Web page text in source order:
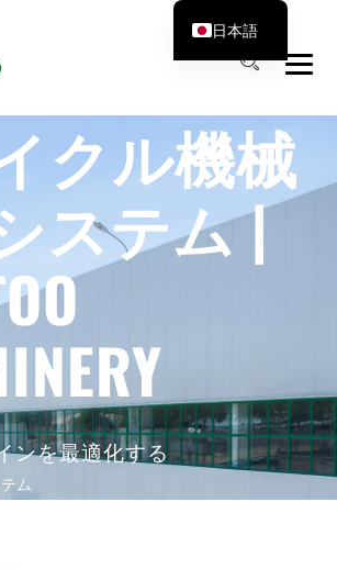
クル機械
ステム |
ンを最適化する
ム
日本語